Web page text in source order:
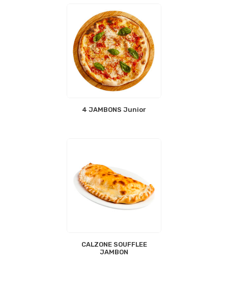
4 JAMBONS Junior
CALZONE SOUFFLEE
JAMBON